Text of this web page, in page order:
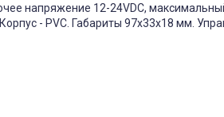
напряжение 12-24VDC,
- PVC. Габариты 97x33x18 мм.